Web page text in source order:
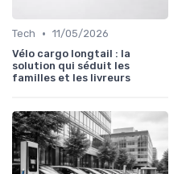
Tech • 11/05/2026
Vélo cargo longtail : la
solution qui séduit les
familles et les livreurs